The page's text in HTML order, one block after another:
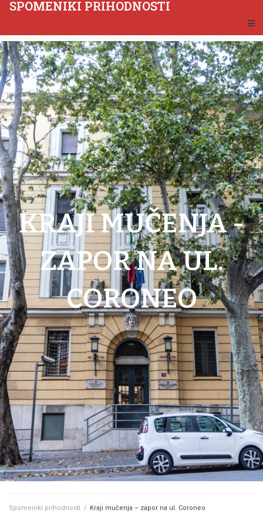
SPOMENIKI PRIHODNOSTI
KRAJI MUČENJA -
ZAPOR NA UL.
CORONEO
Spomeniki prihodnosti / Kraji mučenja – zapor na ul. Coroneo